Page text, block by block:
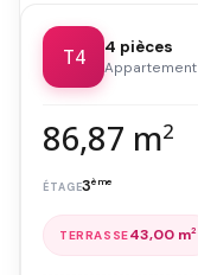
T4 4 pièces
Appartement
86,87 m2
3ème
43,00 m2